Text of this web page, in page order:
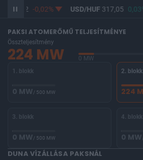
365,32 -0,02% USD/HUF317,05
PAKSI ATOMERŐMŰ TELJESÍTMÉNYE
Összteljesítmény
224 MW 0 MW
1. blokk
0 MW/ 500 MW
2. blokk
224
3. blokk
0 MW/ 500 MW
4. blokk
0 MW
DUNA VÍZÁLLÁSA PAKSNÁL